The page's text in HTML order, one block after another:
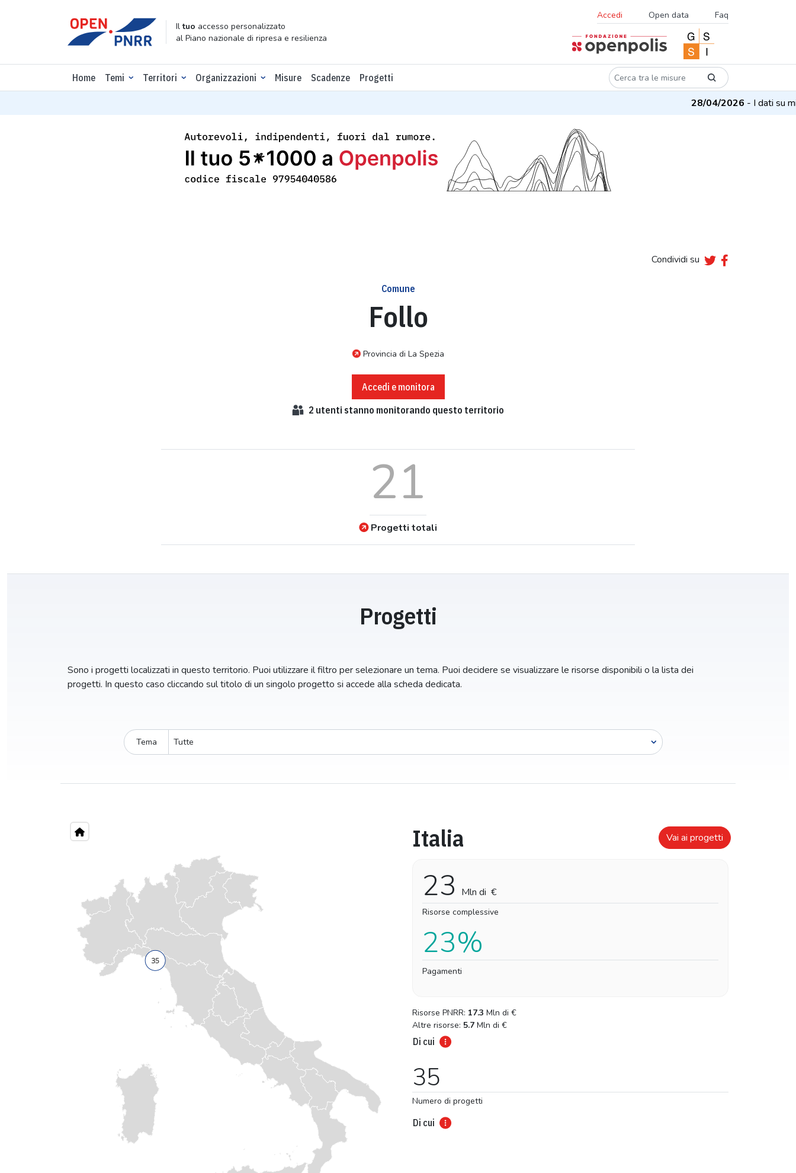
Iltuo accesso personalizzato
al Piano nazionale di ripresa e resilienza
Accedi Open data Faq
Home Temi Territori Organizzazioni Misure Scadenze Progetti
28/04/2026- I dati su
Condividi su
Comune
Follo
Provincia di La Spezia
Accedi e monitora
2 utenti stanno monitorando questo territorio
21
Progetti totali
Progetti
Sono i progetti localizzati in questo territorio. Puoi utilizzare il filtro per selezionare un tema. Puoi decidere se visualizzare le risorse disponibili o la lista dei
progetti. In questo caso cliccando sul titolo di un singolo progetto si accede alla scheda dedicata.
Tema
Complessivo
Italia Vai ai progetti
23 Mln di €
Risorse complessive
23%
Pagamenti
Risorse PNRR: 17.3 Mln di €
Altre risorse: 5.7 Mln di €
Di cui
35
Numero di progetti
Di cui